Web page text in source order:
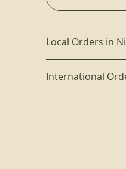
Local Orders in
Products can be
International